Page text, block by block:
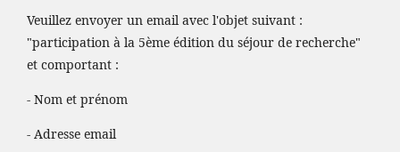
Veuillez envoyer un email avec l'objet suivant :
"participation à la 5ème édition du séjour de recherche"
et comportant :
- Nom et prénom
- Adresse email